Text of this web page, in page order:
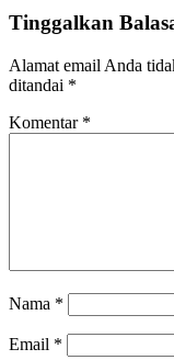
Tinggalkan
Alamat email Anda
ditandai *
Komentar *
Nama *
Email *